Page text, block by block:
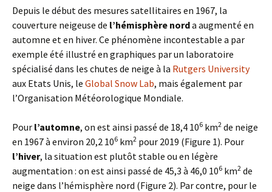
Depuis le début des mesures satellitaires en 1967, la
couverture neigeuse de l’hémisphère norda augmenté en
automne et en hiver. Ce phénomène incontestable a par
exemple été illustré en graphiques par un laboratoire
spécialisé dans les chutes de neige à la Rutgers University
aux Etats Unis, le Global Snow Lab, mais également par
l’Organisation Météorologique Mondiale.
Pour l’automne, on est ainsi passé de 18,4 106 km2 de neige
en 1967 à environ 20,2 106 km2 pour 2019 (Figure 1). Pour
l’hiver, la situation est plutôt stable ou en légère
augmentation : on est ainsi passé de 45,3 à 46,0 106 km2 de
neige dans l’hémisphère nord (Figure 2). Par contre, pour le